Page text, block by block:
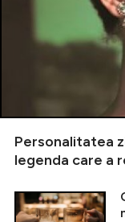
Personalitatea
legenda care a